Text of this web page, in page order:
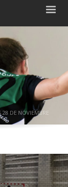
28 DE NOVIEMBRE
de